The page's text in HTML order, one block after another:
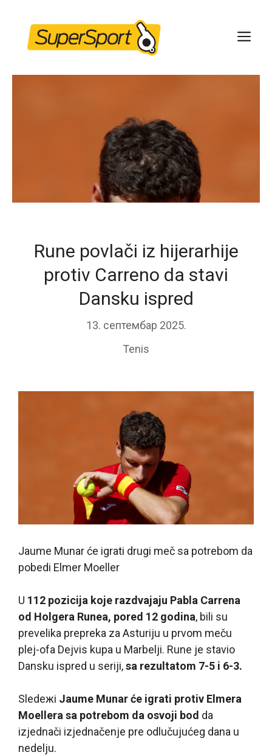
content
Rune povlači iz hijerarhije
protiv Carreno da stavi
Dansku ispred
13. септембар 2025.
Tenis
Jaume Munar će igrati drugi meč sa potrebom da
pobedi Elmer Moeller
U 112 pozicija koje razdvajaju Pabla Carrena
od Holgera Runea, pored 12 godina, bili su
prevelika prepreka za Asturiju u prvom meču
plej-ofa Dejvis kupa u Marbelji. Rune je stavio
Dansku ispred u seriji,sa rezultatom 7-5 i 6-3.
Sledeжi Jaume Munar će igrati protiv Elmera
Moellera sa potrebom da osvoji bod da
izjednači izjednačenje pre odlučujućeg dana u
nedelju.